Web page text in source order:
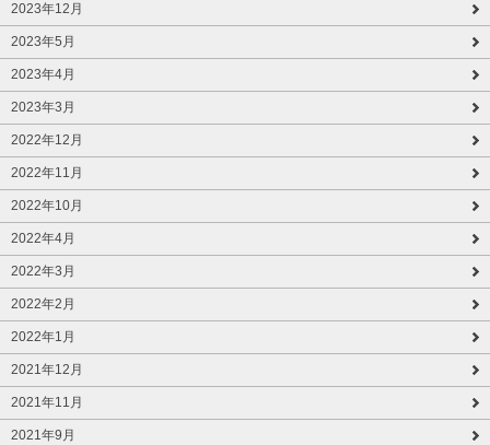
2023年12月
2023年5月
2023年4月
2023年3月
2022年12月
2022年11月
2022年10月
2022年4月
2022年3月
2022年2月
2022年1月
2021年12月
2021年11月
2021年9月